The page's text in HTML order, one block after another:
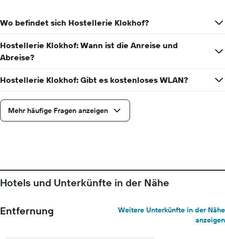
Wo befindet sich Hostellerie Klokhof?
Hostellerie Klokhof: Wann ist die Anreise und
Abreise?
Hostellerie Klokhof: Gibt es kostenloses WLAN?
Mehr häufige Fragen anzeigen
Hotels und Unterkünfte in der Nähe
Entfernung
Weitere Unterkünfte in der Nähe
anzeigen